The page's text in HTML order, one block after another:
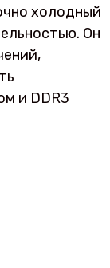
холодный
Он
и DDR3